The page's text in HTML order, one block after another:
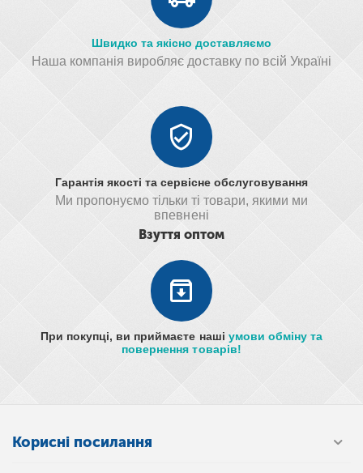
Швидко та якісно доставляємо
Наша компанія виробляє доставку по всій Україні
Гарантія якості та сервісне обслуговування
Ми пропонуємо тільки ті товари, якими ми
впевнені
Взуття оптом
При покупці, ви приймаєте наші умови обміну та
повернення товарів!
Корисні посилання